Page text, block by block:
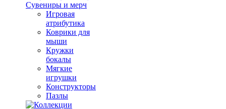
Сувениры и мерч
Игровая
атрибутика
Коврики для
мыши
Кружки
бокалы
Мягкие
игрушки
Конструкторы
Пазлы